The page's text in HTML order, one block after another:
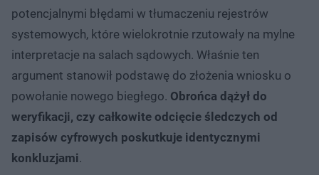
potencjalnymi błędami w tłumaczeniu rejestrów
systemowych, które wielokrotnie rzutowały na mylne
interpretacje na salach sądowych. Właśnie ten
argument stanowił podstawę do złożenia wniosku o
powołanie nowego biegłego. Obrońca dążył do
weryfikacji, czy całkowite odcięcie śledczych od
zapisów cyfrowych poskutkuje identycznymi
konkluzjami.